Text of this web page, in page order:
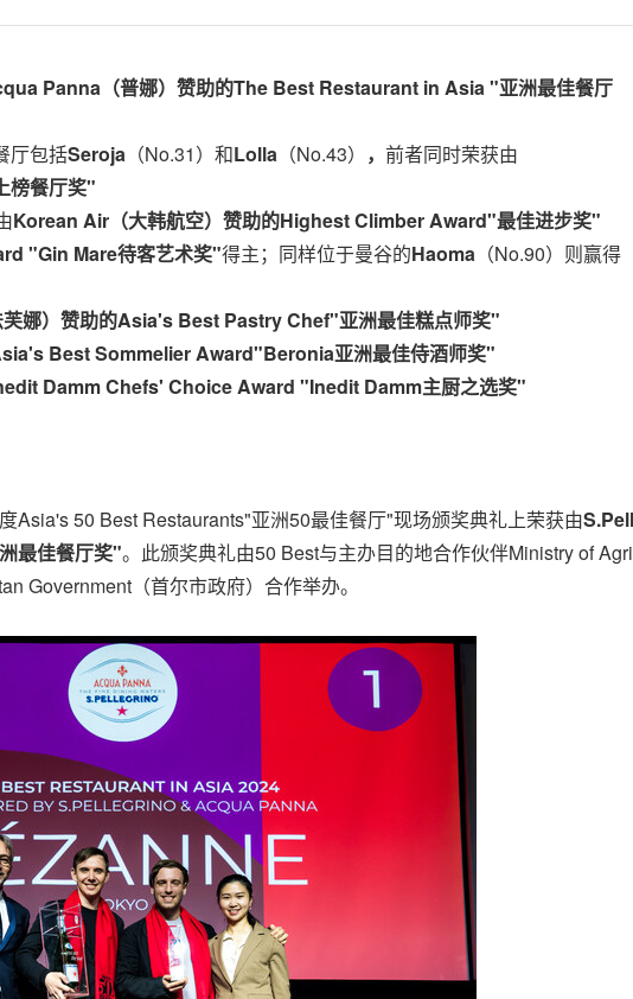
Panna （普娜） 赞助的The Best Restaurant in Asia"亚洲最佳餐厅
厅包括Seroja （No.31）和Lolla （No.43） ， 前者同时荣获由
榜餐厅奖"
Korean Air （大韩航空）赞助的Highest Climber Award"最佳进步奖"
"Gin Mare待客艺术奖"得主；同样位于曼谷的Haoma （No.90）则赢得
芙娜）赞助的Asia's Best Pastry Chef"亚洲最佳糕点师奖"
Best Sommelier Award"Beronia亚洲最佳侍酒师奖"
Damm Chefs' Choice Award "Inedit Damm主厨之选奖"
Asia's 50 Best Restaurants"亚洲50最佳餐厅"现场颁奖典礼上荣获由
最佳餐厅奖"。此颁奖典礼由50 Best与主办目的地合作伙伴Ministry of
Government（首尔市政府）合作举办。